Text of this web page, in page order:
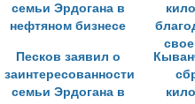
Песков заявил о
заинтересованности
семьи Эрдогана в